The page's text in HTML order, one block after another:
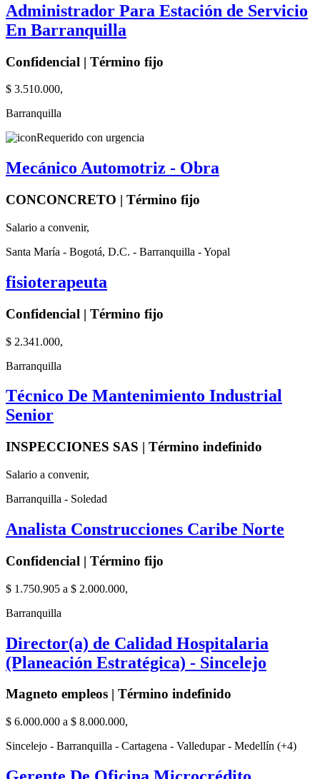
Administrador Para Estación de Servicio
En Barranquilla
Confidencial | Término fijo
$ 3.510.000,
Barranquilla
Requerido con urgencia
Mecánico Automotriz - Obra
CONCONCRETO | Término fijo
Salario a convenir,
Santa María - Bogotá, D.C. - Barranquilla - Yopal
fisioterapeuta
Confidencial | Término fijo
$ 2.341.000,
Barranquilla
Técnico De Mantenimiento Industrial
Senior
INSPECCIONES SAS | Término indefinido
Salario a convenir,
Barranquilla - Soledad
Analista Construcciones Caribe Norte
Confidencial | Término fijo
$ 1.750.905 a $ 2.000.000,
Barranquilla
Director(a) de Calidad Hospitalaria
(Planeación Estratégica) - Sincelejo
Magneto empleos | Término indefinido
$ 6.000.000 a $ 8.000.000,
Sincelejo - Barranquilla - Cartagena - Valledupar - Medellín (+4)